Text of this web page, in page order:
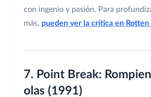
con ingenio y pasión. Para
más, pueden ver la crítica en Rotten
7. Point Break:
olas (1991)